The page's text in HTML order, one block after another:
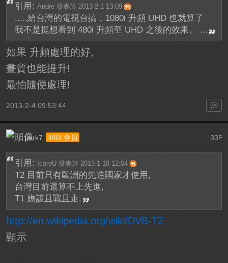
引用: Andre 發表於 2013-2-1 13:09
.....給台灣的電視台搞，1080i 升頻 UHD 也就算了
我不是挺想看到 480i 升頻至 UHD 之後的效果。 ...
如果 升頻處理的好,
畫質也能提升!
最怕隨便處理!
2013-2-4 09:53:44
33 F
park7 480i 會員
引用: IcareU 發表於 2013-1-18 12:04
T2 目前只有歐洲的先進國家才使用,
台灣目前還算不上先進,
T1 應該且戰且走.
http://en.wikipedia.org/wiki/DVB-T2
顯示